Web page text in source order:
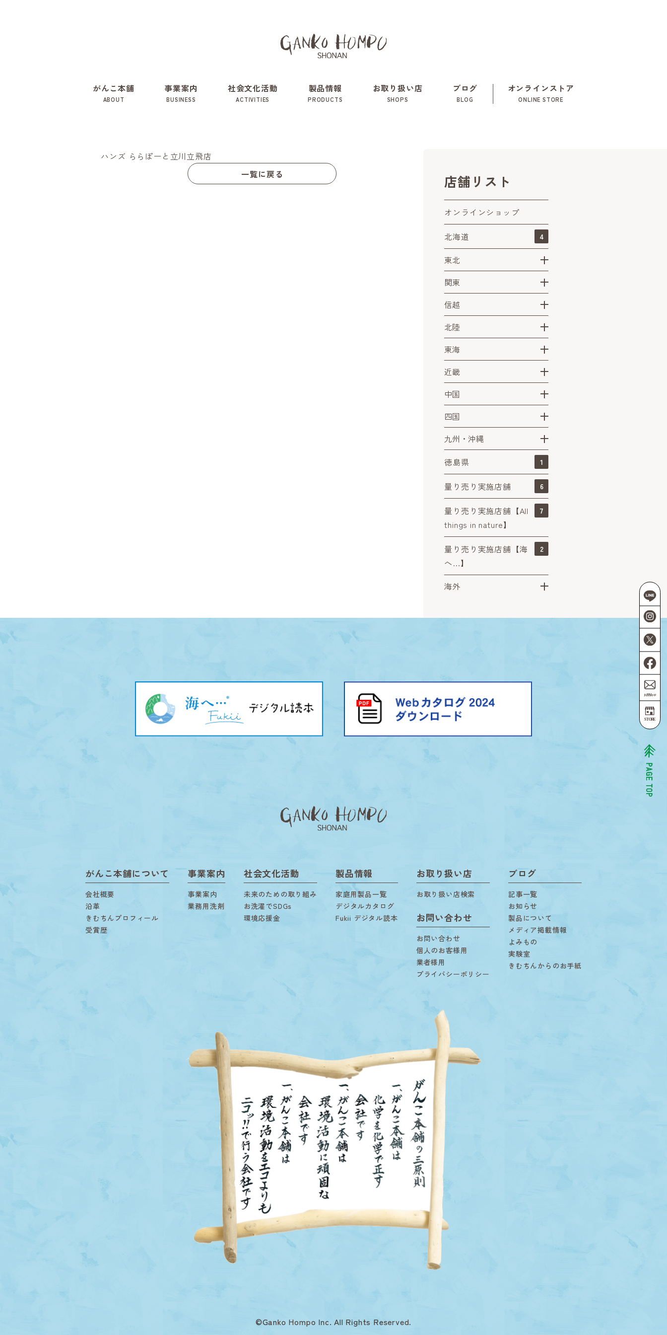
がんこ本舗
ABOUT
事業案内
BUSINESS
社会文化活動
ACTIVITIES
製品情報
PRODUCTS
お取り扱い店
SHOPS
ブログ
BLOG
オンラインストア
ONLINE STORE
ハンズ ららぽーと立川立飛店
一覧に戻る
店舗リスト
オンラインショップ
北海道 4
東北
関東
信越
北陸
東海
近畿
中国
四国
九州・沖縄
徳島県
1
量り売り実施店舗 6
量り売り実施店舗【All
things in nature】
7
量り売り実施店舗【海
へ…】
2
海外
がんこ本舗について
会社概要
沿革
きむちんプロフィール
受賞歴
事業案内
事業案内
業務用洗剤
社会文化活動
未来のための取り組み
お洗濯でSDGs
環境応援金
製品情報
家庭用製品一覧
デジタルカタログ
Fukii デジタル読本
お取り扱い店
お取り扱い店検索
お問い合わせ
お問い合わせ
個人のお客様用
業者様用
プライバシーポリシー
ブログ
記事一覧
お知らせ
製品について
メディア掲載情報
よみもの
実験室
きむちんからのお手紙
©Ganko Hompo Inc. All Rights Reserved.